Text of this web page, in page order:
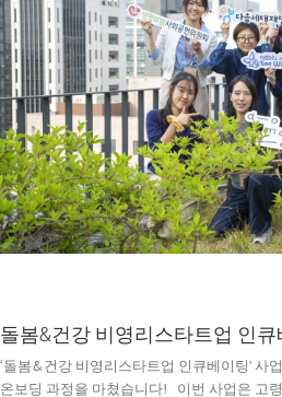
돌봄&건강 비영리스타트업 인
‘돌봄&건강 비영리스타트업 인큐베이팅’ 사
온보딩 과정을 마쳤습니다! 이번 사업은 고